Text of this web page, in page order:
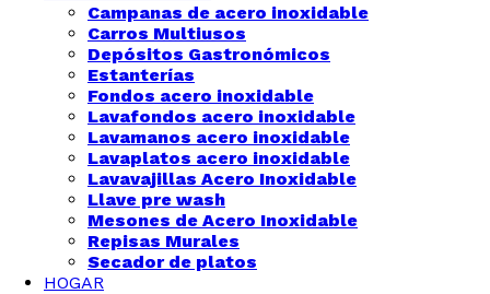
Campanas de acero inoxidable
Carros Multiusos
Depósitos Gastronómicos
Estanterías
Fondos acero inoxidable
Lavafondos acero inoxidable
Lavamanos acero inoxidable
Lavaplatos acero inoxidable
Lavavajillas Acero Inoxidable
Llave pre wash
Mesones de Acero Inoxidable
Repisas Murales
Secador de platos
HOGAR